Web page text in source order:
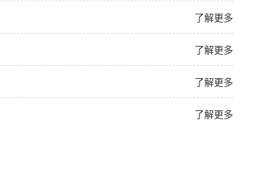
了解更多
了解更多
了解更多
了解更多